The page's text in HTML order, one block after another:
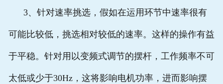
3、针对速率挑选，假如在运用环节中速率很有
可能比较低，挑选相对较低的速率。这样的操作有益
于平稳。针对用以变频式调节的摆杆，工作频率不可
太低或少于30Hz，这将影响电机功率，进而影响摆